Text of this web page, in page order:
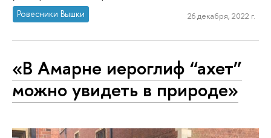
Ровесники Вышки 26 декабря, 2022 г.
«В Амарне иероглиф “ахет”
можно увидеть в природе»